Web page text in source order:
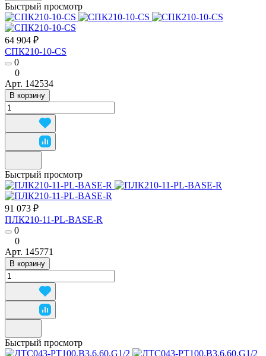
Быстрый просмотр
64 904 ₽
СПК210-10-CS
0
0
Арт. 142534
В корзину
Быстрый просмотр
91 073 ₽
ПЛК210-11-PL-BASE-R
0
0
Арт. 145771
В корзину
Быстрый просмотр